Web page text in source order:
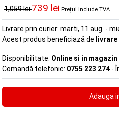
1,059 lei739 lei Prețul include TVA
Livrare prin curier: marti, 11 aug. -
Acest produs beneficiază de
Disponibilitate: Online si in magazin
Comandă telefonic: 0755 223 274 -